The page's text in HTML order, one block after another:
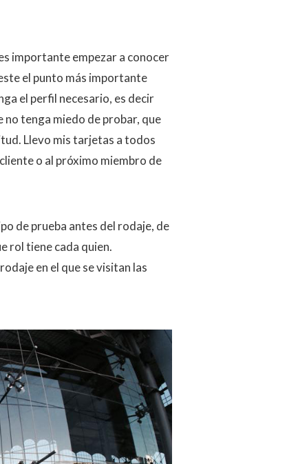
importante empezar a conocer
el punto más importante
el perfil necesario, es decir
no tenga miedo de probar, que
Llevo mis tarjetas a todos
o al próximo miembro de
de prueba antes del rodaje, de
rol tiene cada quien.
en el que se visitan las